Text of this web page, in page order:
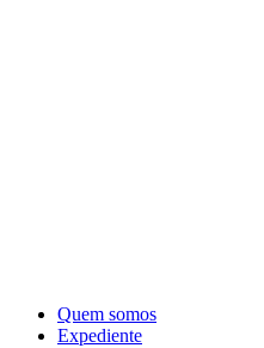
Quem somos
Expediente